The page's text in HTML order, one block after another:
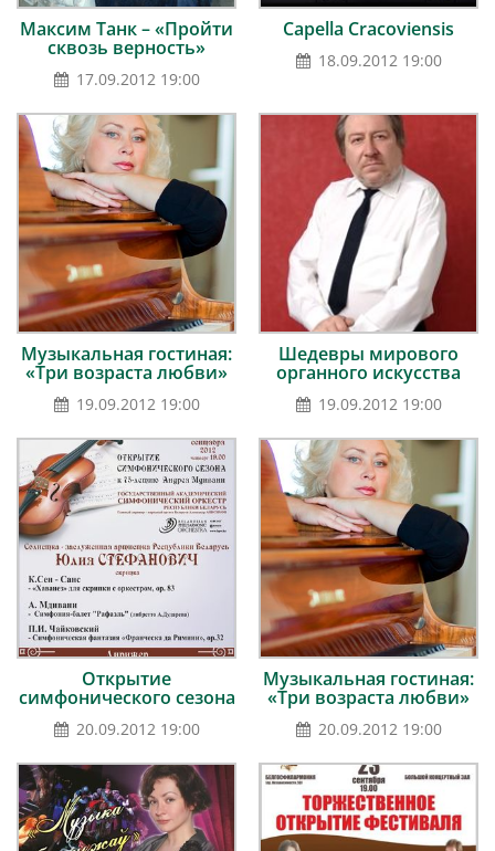
Максим Танк – «Пройти
сквозь верность»
17.09.2012 19:00
Capella Cracoviensis
18.09.2012 19:00
Музыкальная гостиная:
«Три возраста любви»
19.09.2012 19:00
Шедевры мирового
органного искусства
19.09.2012 19:00
Открытие
симфонического сезона
20.09.2012 19:00
Музыкальная гостиная:
«Три возраста любви»
20.09.2012 19:00